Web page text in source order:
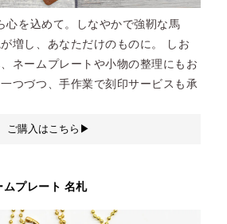
心を込めて。しなやかで強靭な馬
増し、あなただけのものに。 しお
ネームプレートや小物の整理にもお
つづつ、手作業で刻印サービスも承
ご購入はこちら▶︎
プレート 名札